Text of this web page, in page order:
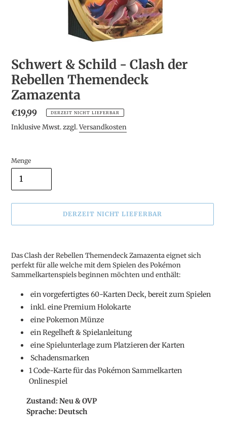
Schwert & Schild - Clash der
Rebellen Themendeck
Zamazenta
Normaler
Preis
€19,99 DERZEIT NICHT LIEFERBAR
Inklusive Mwst. zzgl.Versandkosten
Menge
DERZEIT NICHT LIEFERBAR
zum
Warenkorb
hinzugefügt
Das Clash der Rebellen Themendeck Zamazenta eignet sich
perfekt für alle welche mit dem Spielen des Pokémon
Sammelkartenspiels beginnen möchten und enthält:
ein vorgefertigtes 60-Karten Deck, bereit zum Spielen
inkl. eine Premium Holokarte
eine Pokemon Münze
ein Regelheft & Spielanleitung
eine Spielunterlage zum Platzieren der Karten
Schadensmarken
1 Code-Karte für das Pokémon Sammelkarten
Onlinespiel
Zustand: Neu & OVP
Sprache: Deutsch